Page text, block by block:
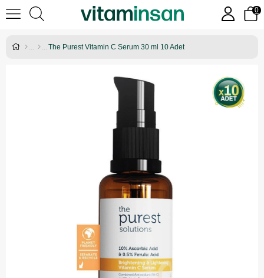
0
The Purest Vitamin C Serum 30 ml 10 Adet